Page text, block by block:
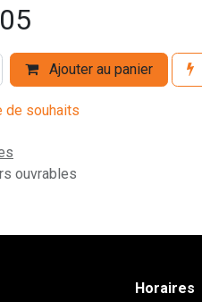
Ajouter au panier
de souhaits
ouvrables
Horaires